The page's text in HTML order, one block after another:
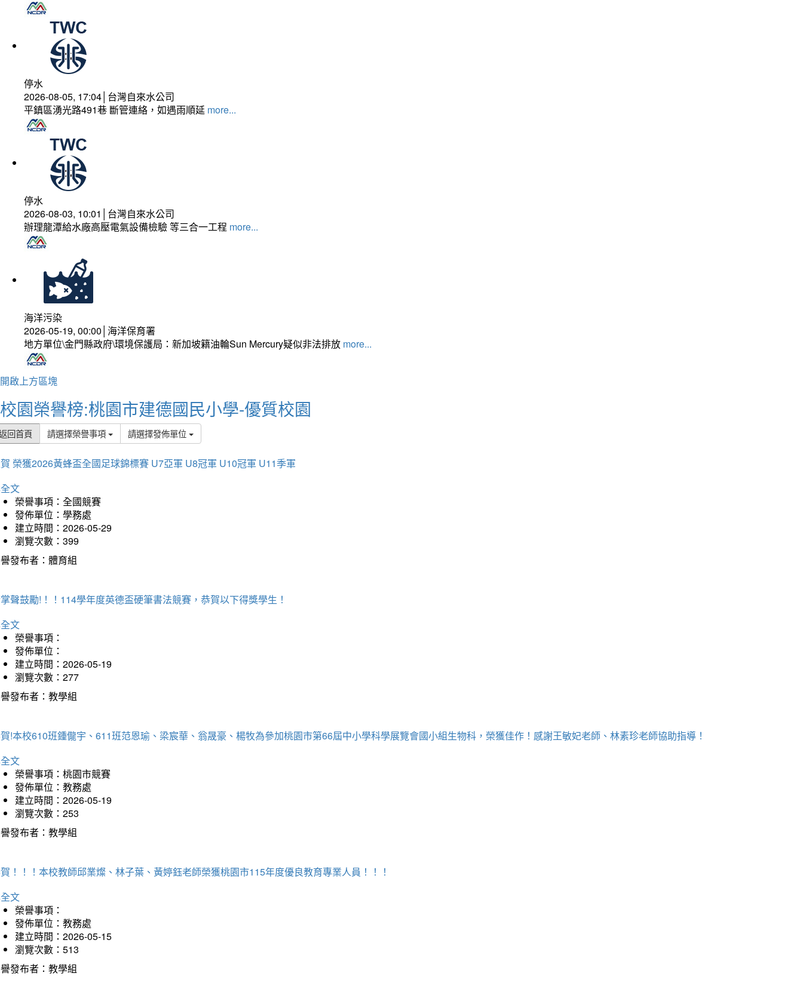
停水
2026-08-05, 17:04│台灣自來水公司
平鎮區湧光路491巷 斷管連絡，如遇雨順延 more...
停水
2026-08-03, 10:01│台灣自來水公司
辦理龍潭給水廠高壓電氣設備檢驗 等三合一工程 more...
海洋污染
2026-05-19, 00:00│海洋保育署
地方單位\金門縣政府\環境保護局：新加坡籍油輪Sun Mercury疑似非法排放 more...
開啟上方區塊
校園榮譽榜:桃園市建德國民小學-優質校園
回首頁 請選擇榮譽事項 請選擇發佈單位
榮獲2026黃蜂盃全國足球錦標賽 U7亞軍 U8冠軍 U10冠軍 U11季軍
文
榮譽事項：全國競賽
發佈單位：學務處
建立時間：2026-05-29
瀏覽次數：399
發布者：體育組
聲鼓勵!！！114學年度英德盃硬筆書法競賽，恭賀以下得獎學生！
文
榮譽事項：
發佈單位：
建立時間：2026-05-19
瀏覽次數：277
發布者：教學組
!本校610班鍾儱宇、611班范恩瑜、梁宸華、翁晟豪、楊牧為參加桃園市第66屆中小學科學展覽會國小組生物科，榮獲佳作！感謝王敏妃老師、林素珍老師協助指導！
文
榮譽事項：桃園市競賽
發佈單位：教務處
建立時間：2026-05-19
瀏覽次數：253
發布者：教學組
！！！本校教師邱業燦、林子葉、黃婷鈺老師榮獲桃園市115年度優良教育專業人員！！！
文
榮譽事項：
發佈單位：教務處
建立時間：2026-05-15
瀏覽次數：513
發布者：教學組